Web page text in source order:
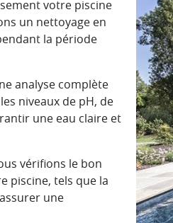
votre piscine
un nettoyage en
la période
analyse complète
niveaux de pH, de
une eau claire et
vérifions le bon
piscine, tels que la
une